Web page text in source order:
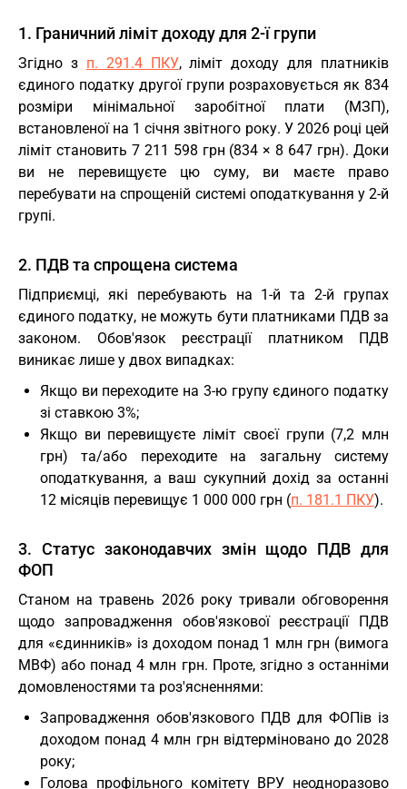
1. Граничний ліміт доходу для 2-ї групи
Згідно з п. 291.4 ПКУ, ліміт доходу для платників
єдиного податку другої групи розраховується як 834
розміри мінімальної заробітної плати (МЗП),
встановленої на 1 січня звітного року. У 2026 році цей
ліміт становить 7 211 598 грн (834 × 8 647 грн). Доки
ви не перевищуєте цю суму, ви маєте право
перебувати на спрощеній системі оподаткування у 2-й
групі.
2. ПДВ та спрощена система
Підприємці, які перебувають на 1-й та 2-й групах
єдиного податку, не можуть бути платниками ПДВ за
законом. Обов'язок реєстрації платником ПДВ
виникає лише у двох випадках:
Якщо ви переходите на 3-ю групу єдиного податку
зі ставкою 3%;
Якщо ви перевищуєте ліміт своєї групи (7,2 млн
грн) та/або переходите на загальну систему
оподаткування, а ваш сукупний дохід за останні
12 місяців перевищує 1 000 000 грн (п. 181.1 ПКУ).
3. Статус законодавчих змін щодо ПДВ для
ФОП
Станом на травень 2026 року тривали обговорення
щодо запровадження обов'язкової реєстрації ПДВ
для «єдинників» із доходом понад 1 млн грн (вимога
МВФ) або понад 4 млн грн. Проте, згідно з останніми
домовленостями та роз'ясненнями:
Запровадження обов'язкового ПДВ для ФОПів із
доходом понад 4 млн грн відтерміновано до 2028
року;
Голова профільного комітету ВРУ неодноразово